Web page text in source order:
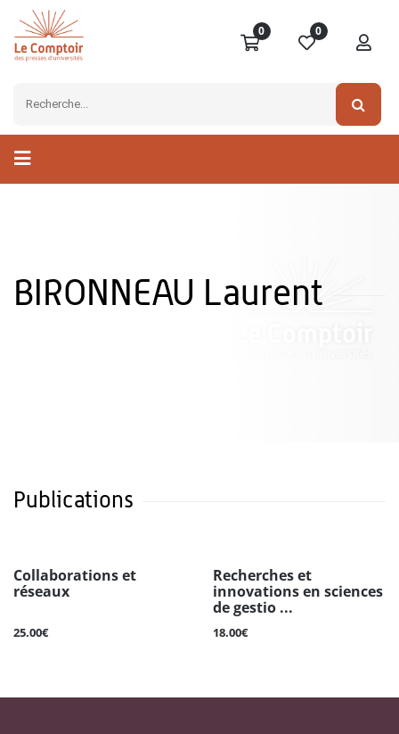
0 0
BIRONNEAU Laurent
Publications
Collaborations et
réseaux
25.00€
Recherches et
innovations en sciences
de gestio ...
18.00€